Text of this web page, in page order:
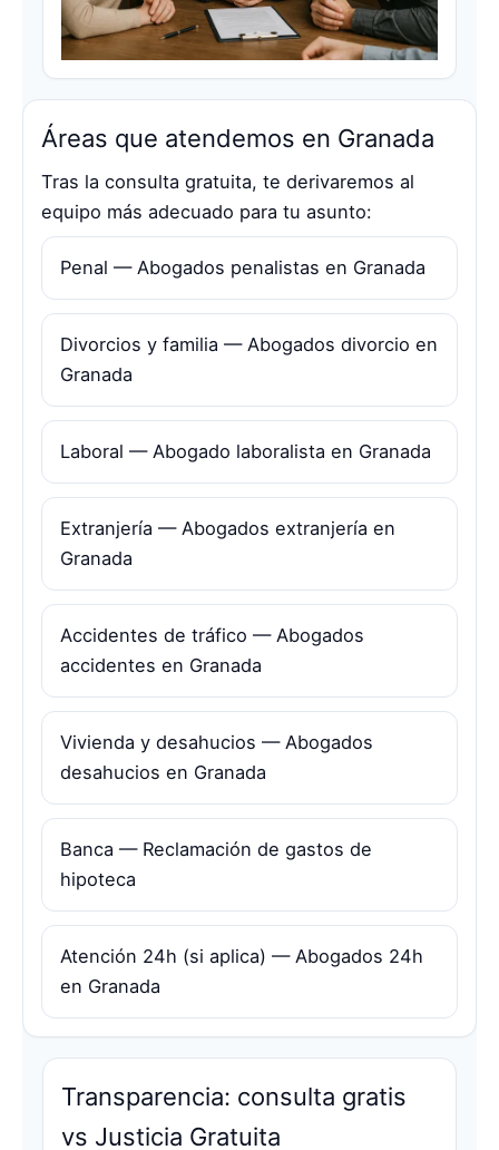
Áreas que atendemos en Granada
Tras la consulta gratuita, te derivaremos al
equipo más adecuado para tu asunto:
Penal — Abogados penalistas en Granada
Divorcios y familia — Abogados divorcio en
Granada
Laboral — Abogado laboralista en Granada
Extranjería — Abogados extranjería en
Granada
Accidentes de tráfico — Abogados
accidentes en Granada
Vivienda y desahucios — Abogados
desahucios en Granada
Banca — Reclamación de gastos de
hipoteca
Atención 24h (si aplica) — Abogados 24h
en Granada
Transparencia: consulta gratis
vs Justicia Gratuita